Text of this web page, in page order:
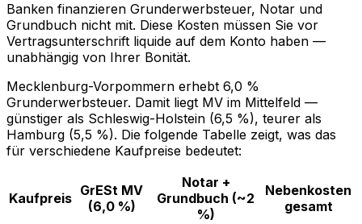
Banken finanzieren Grunderwerbsteuer, Notar und
Grundbuch nicht mit. Diese Kosten müssen Sie vor
Vertragsunterschrift liquide auf dem Konto haben —
unabhängig von Ihrer Bonität.
Mecklenburg-Vorpommern erhebt 6,0 %
Grunderwerbsteuer. Damit liegt MV im Mittelfeld —
günstiger als Schleswig-Holstein (6,5 %), teurer als
Hamburg (5,5 %). Die folgende Tabelle zeigt, was das
für verschiedene Kaufpreise bedeutet:
Kaufpreis GrESt MV
(6,0 %)
Notar +
Grundbuch (~2
%)
Nebenkosten
gesamt